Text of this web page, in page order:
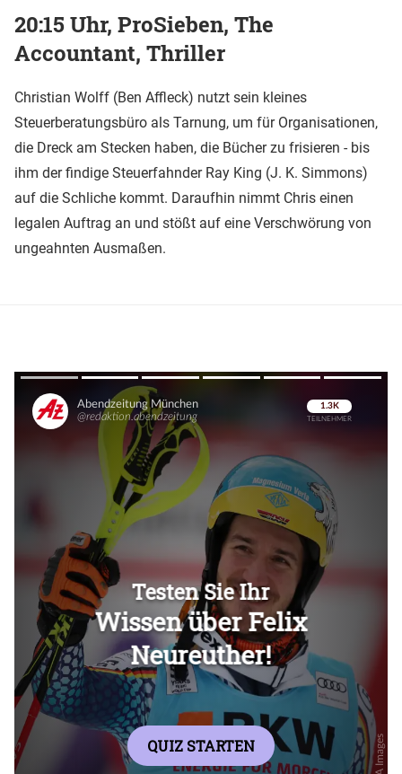
20:15 Uhr, ProSieben, The
Accountant, Thriller
Christian Wolff (Ben Affleck) nutzt sein kleines
Steuerberatungsbüro als Tarnung, um für Organisationen,
die Dreck am Stecken haben, die Bücher zu frisieren - bis
ihm der findige Steuerfahnder Ray King (J. K. Simmons)
auf die Schliche kommt. Daraufhin nimmt Chris einen
legalen Auftrag an und stößt auf eine Verschwörung von
ungeahnten Ausmaßen.
Überspringen
Überspringen